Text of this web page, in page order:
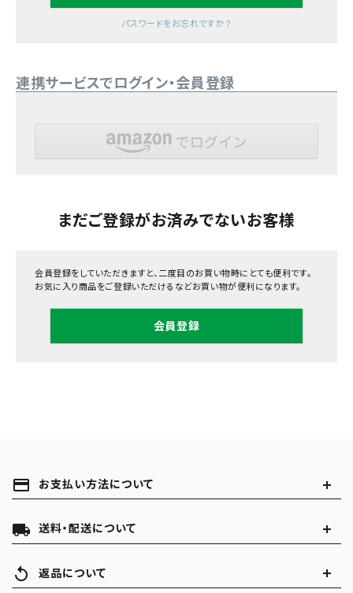
パスワードをお忘れですか？
連携サービスでログイン・会員登録
まだご登録がお済みでないお客様
会員登録をしていただきますと、二度目のお買い物時にとても便利です。
お気に入り商品をご登録いただけるなどお買い物が便利になります。
会員登録
payment お支払い方法について
local_shipping 送料・配送について
replay 返品について